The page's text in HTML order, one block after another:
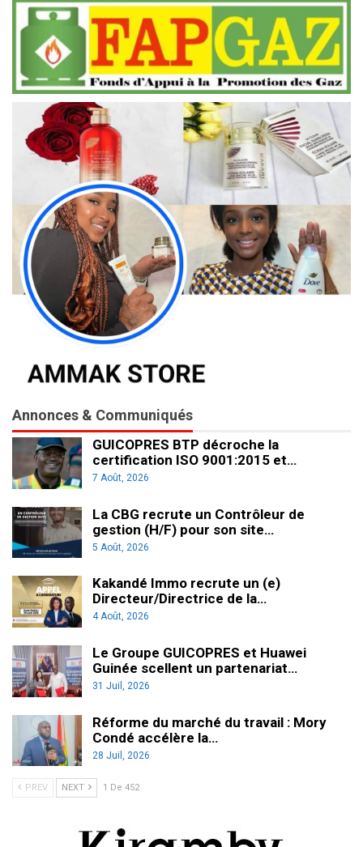
Annonces & Communiqués
GUICOPRES BTP décroche la
certification ISO 9001:2015 et…
7 Août, 2026
La CBG recrute un Contrôleur de
gestion (H/F) pour son site…
5 Août, 2026
Kakandé Immo recrute un (e)
Directeur/Directrice de la…
4 Août, 2026
Le Groupe GUICOPRES et Huawei
Guinée scellent un partenariat…
31 Juil, 2026
Réforme du marché du travail : Mory
Condé accélère la…
28 Juil, 2026
PREV NEXT 1 De 452